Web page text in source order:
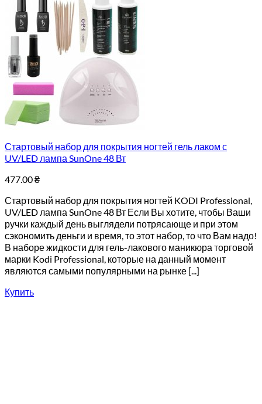
Стартовый набор для покрытия ногтей гель лаком с
UV/LED лампа SunOne 48 Вт
477.00₴
Стартовый набор для покрытия ногтей KODI Professional,
UV/LED лампа SunOne 48 Вт Если Вы хотите, чтобы Ваши
ручки каждый день выглядели потрясающе и при этом
сэкономить деньги и время, то этот набор, то что Вам надо!
В наборе жидкости для гель-лакового маникюра торговой
марки Kodi Professional, которые на данный момент
являются самыми популярными на рынке [...]
Купить